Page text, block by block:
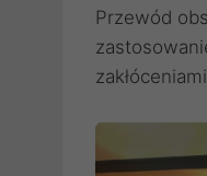
Przewód